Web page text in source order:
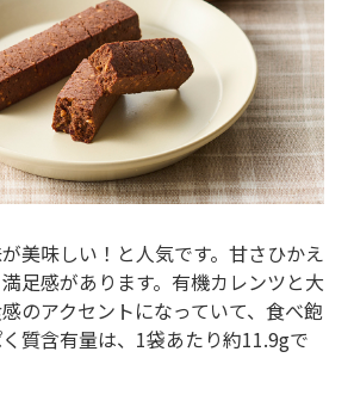
美味しい！と人気です。甘さひかえ
足感があります。有機カレンツと大
のアクセントになっていて、食べ飽
質含有量は、1袋あたり約11.9gで